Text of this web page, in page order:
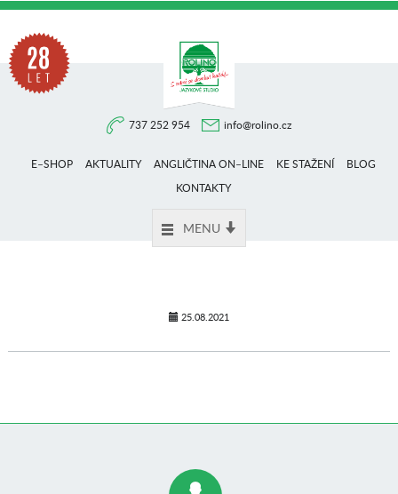
737 252 954 info@rolino.cz
E–SHOP AKTUALITY ANGLIČTINA ON–LINE KE STAŽENÍ
BLOG
KONTAKTY
MENU
25.08.2021